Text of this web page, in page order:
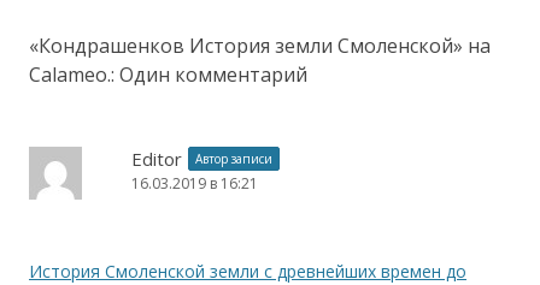
«Кондрашенков История земли Смоленской» на
Calameo.: Один комментарий
Editor Автор записи
16.03.2019 в 16:21
История Смоленской земли с древнейших времен до